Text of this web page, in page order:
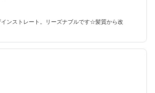
ンストレート。リーズナブルです☆髪質から改